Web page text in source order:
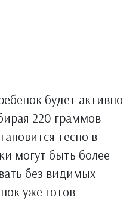
будет активно
220 граммов
тесно в
могут быть более
без видимых
уже готов